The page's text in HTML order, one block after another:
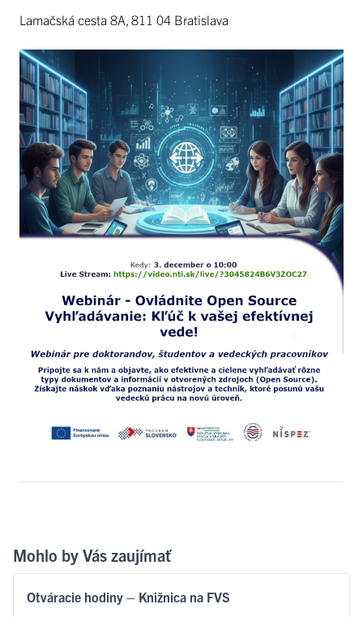
Lamačská cesta 8A, 811 04 Bratislava
Mohlo by Vás zaujímať
Otváracie hodiny – Knižnica na FVS